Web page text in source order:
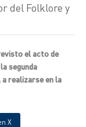
del Folklore y
el acto de
segunda
realizarse en la
X